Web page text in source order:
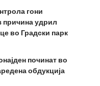
гони
причина удрил
во Градски парк
починат во
обдукција